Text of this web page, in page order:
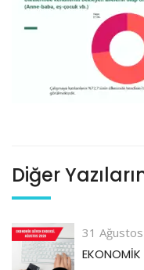
Diğer
31